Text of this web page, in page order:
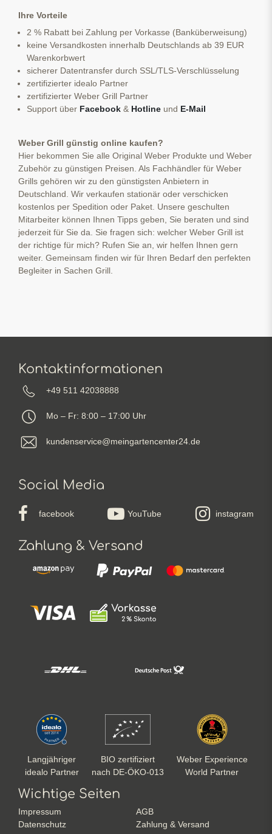
Ihre Vorteile
2 % Rabatt bei Zahlung per Vorkasse (Banküberweisung)
keine Versandkosten innerhalb Deutschlands ab 39 EUR
Warenkorbwert
sicherer Datentransfer durch SSL/TLS-Verschlüsselung
zertifizierter idealo Partner
zertifizierter Weber Grill Partner
Support über Facebook & Hotline und E-Mail
Weber Grill günstig online kaufen?
Hier bekommen Sie alle Original Weber Produkte und Weber
Zubehör zu günstigen Preisen. Als Fachhändler für Weber
Grills gehören wir zu den günstigsten Anbietern in
Deutschland. Wir verkaufen stationär oder verschicken
kostenlos per Spedition oder Paket. Unsere geschulten
Mitarbeiter können Ihnen Tipps geben, Sie beraten und sind
jederzeit für Sie da. Sie fragen sich: welcher Weber Grill ist
der richtige für mich? Rufen Sie an, wir helfen Ihnen gern
weiter. Gemeinsam finden wir für Ihren Bedarf den perfekten
Begleiter in Sachen Grill.
Kontaktinformationen
+49 511 42038888
Mo – Fr: 8:00 – 17:00 Uhr
kundenservice@meingartencenter24.de
Social Media
facebook YouTube instagram
Zahlung & Versand
Langjähriger
idealo Partner
BIO zertifiziert
nach DE-ÖKO-013
Weber Experience
World Partner
Wichtige Seiten
Impressum
AGB
Datenschutz
Zahlung & Versand